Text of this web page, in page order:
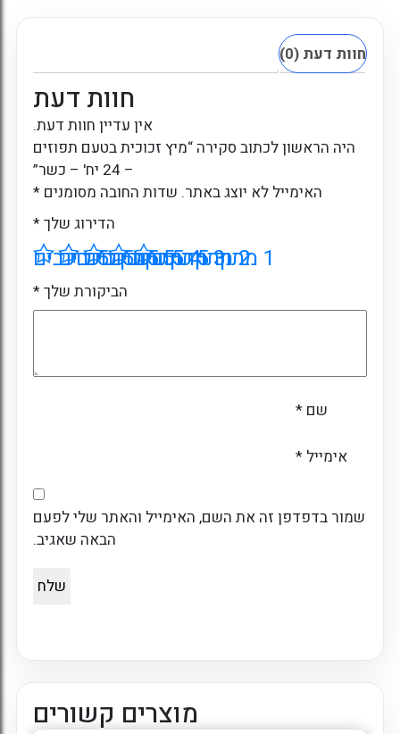
חוות דעת (0)
חוות דעת
אין עדיין חוות דעת.
היה הראשון לכתוב סקירה “מיץ זכוכית בטעם תפוזים
– 24 יח' – כשר”
האימייל לא יוצג באתר. שדות החובה מסומנים*
הדירוג שלך*
1 מתוך 5 כוכבים 2 מתוך 5 כוכבים 3 מתוך 5 כוכבים 4 מתוך 5 כוכבים 5 מתוך 5 כוכבים
הביקורת שלך*
שם*
אימייל*
שמור בדפדפן זה את השם, האימייל והאתר שלי לפעם
הבאה שאגיב.
מוצרים קשורים